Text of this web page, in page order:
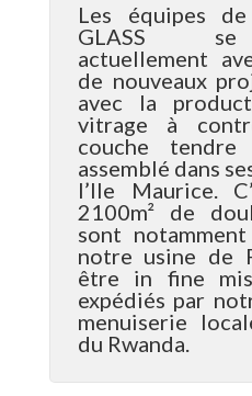
Les équipes
GLASS se
actuellement
de nouveaux
avec la
vitrage à
couche
assemblé dans
l’Ile Maurice.
2100m² de
sont
notre usine de
être in fine
expédiés par
menuiserie
du Rwanda.